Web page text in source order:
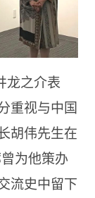
龙之介表
重视与中国
胡伟先生在
为他策办
流史中留下